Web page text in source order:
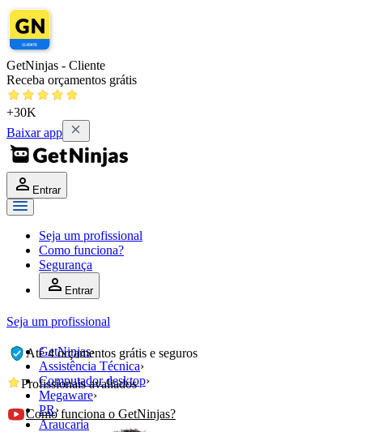
GetNinjas - Cliente
Receba orçamentos grátis
+30K
Baixar app
Entrar
Seja um profissional
Como funciona?
Segurança
Entrar
Seja um profissional
GetNinjas›
Assistência Técnica›
Computador desktop›
Megaware›
PR›
Araucaria
Até 4 orçamentos grátis e seguros
Profissionais avaliados
Como funciona o GetNinjas?